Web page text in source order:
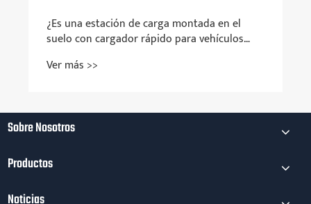
¿Es una estación de carga montada en el
suelo con cargador rápido para vehículos
inteligente de escalar la carga pública de
Ver más >>
Sobre Nosotros
Productos
Noticias